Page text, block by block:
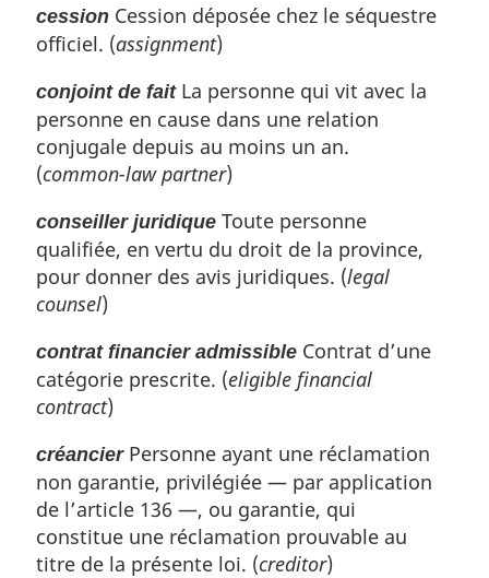
cession Cession déposée chez le séquestre
officiel. (assignment)
conjoint de faitLa personne qui vit avec la
personne en cause dans une relation
conjugale depuis au moins un an.
(common-law partner)
conseiller juridique Toute personne
qualifiée, en vertu du droit de la province,
pour donner des avis juridiques. (legal
counsel)
contrat financier admissible Contrat d’une
catégorie prescrite. (eligible financial
contract)
créancierPersonne ayant une réclamation
non garantie, privilégiée — par application
de l’article 136 —, ou garantie, qui
constitue une réclamation prouvable au
titre de la présente loi. (creditor)